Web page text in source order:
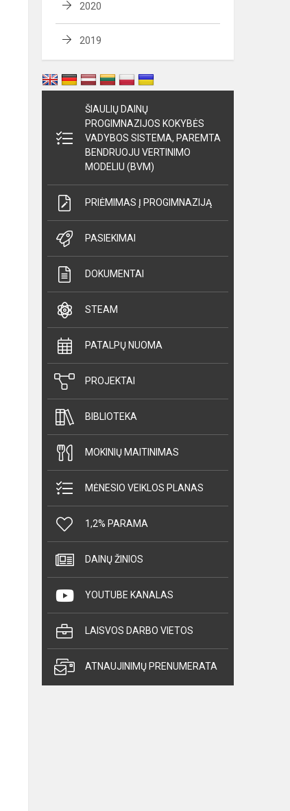
2020
2019
ŠIAULIŲ DAINŲ
PROGIMNAZIJOS KOKYBĖS
VADYBOS SISTEMA, PAREMTA
BENDRUOJU VERTINIMO
MODELIU (BVM)
PRIĖMIMAS Į PROGIMNAZIJĄ
PASIEKIMAI
DOKUMENTAI
STEAM
PATALPŲ NUOMA
PROJEKTAI
BIBLIOTEKA
MOKINIŲ MAITINIMAS
MĖNESIO VEIKLOS PLANAS
1,2% PARAMA
DAINŲ ŽINIOS
YOUTUBE KANALAS
LAISVOS DARBO VIETOS
ATNAUJINIMŲ PRENUMERATA